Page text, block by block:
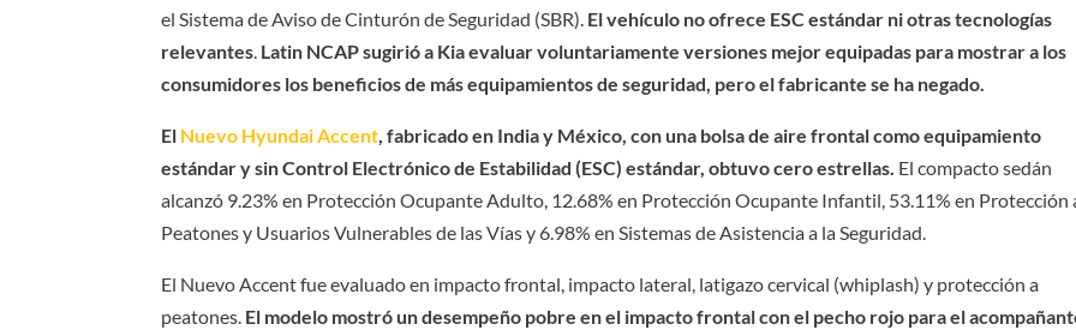
el Sistema de Aviso de Cinturón de Seguridad (SBR). El vehículo no ofrece ESC estándar ni otras tecnologías
relevantes. Latin NCAP sugirió a Kia evaluar voluntariamente versiones mejor equipadas para mostrar a los
consumidores los beneficios de más equipamientos de seguridad, pero el fabricante se ha negado.
El Nuevo Hyundai Accent, fabricado en India y México, con una bolsa de aire frontal como equipamiento
estándar y sin Control Electrónico de Estabilidad (ESC) estándar, obtuvo cero estrellas. El compacto sedán
alcanzó 9.23% en Protección Ocupante Adulto, 12.68% en Protección Ocupante Infantil, 53.11% en Protección
Peatones y Usuarios Vulnerables de las Vías y 6.98% en Sistemas de Asistencia a la Seguridad.
El Nuevo Accent fue evaluado en impacto frontal, impacto lateral, latigazo cervical (whiplash) y protección a
peatones. El modelo mostró un desempeño pobre en el impacto frontal con el pecho rojo para el